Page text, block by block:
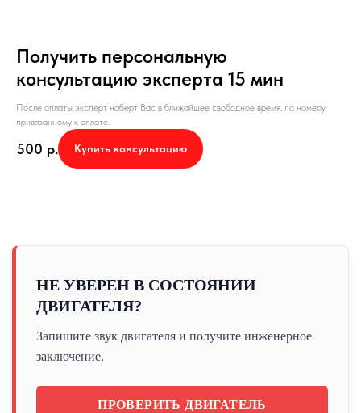
Получить персональную
консультацию эксперта 15 мин
После оплаты эксперт наберт Вас в ближайшее свободное время, по номеру
привязанному к оплате.
500 р. Купить консультацию
НЕ УВЕРЕН В СОСТОЯНИИ
ДВИГАТЕЛЯ?
Запишите звук двигателя и получите инженерное
заключение.
ПРОВЕРИТЬ ДВИГАТЕЛЬ